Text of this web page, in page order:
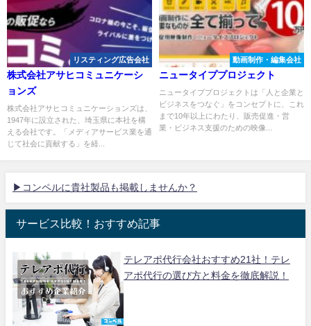
リスティング広告会社
株式会社アサヒコミュニケーシ
ョンズ
株式会社アサヒコミュニケーションズは、
1947年に設立された、埼玉県に本社を構
える会社です。「メディアサービス業を通
じて社会に貢献する」を経...
動画制作・編集会社
ニュータイププロジェクト
ニュータイププロジェクトは「人と企業と
ビジネスをつなぐ」をコンセプトに、これ
まで10年以上にわたり、販売促進・営
業・ビジネス支援のための映像...
▶コンペルに貴社製品も掲載しませんか？
サービス比較！おすすめ記事
テレアポ代行会社おすすめ21社！テレ
アポ代行の選び方と料金を徹底解説！